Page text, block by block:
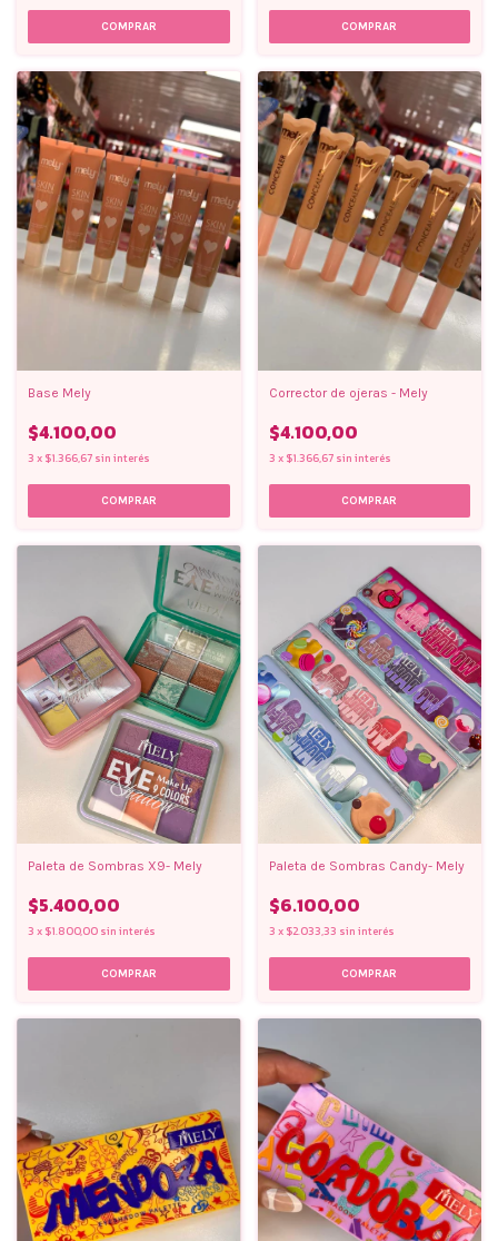
COMPRAR COMPRAR
Base Mely
$4.100,00
3 x $1.366,67 sin interés
COMPRAR
Corrector de ojeras - Mely
$4.100,00
3 x $1.366,67 sin interés
COMPRAR
Paleta de Sombras X9- Mely
$5.400,00
3 x $1.800,00 sin interés
COMPRAR
Paleta de Sombras Candy- Mely
$6.100,00
3 x $2.033,33 sin interés
COMPRAR